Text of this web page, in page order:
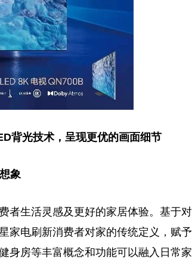
背光技术，呈现更优的画面细节
象
者生活灵感及更好的家居体验。基于对
家电刷新消费者对家的传统定义，赋予
身房等丰富概念和功能可以融入日常家